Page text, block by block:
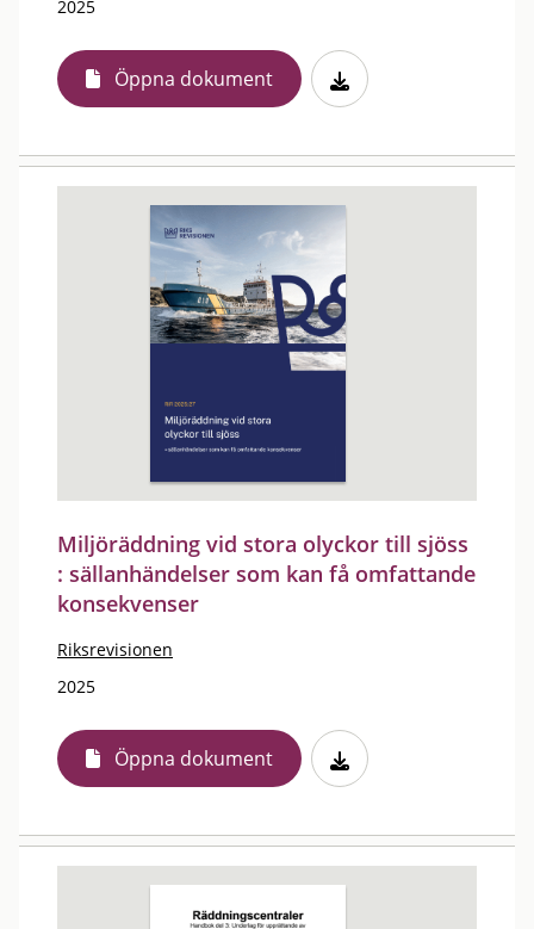
2025
Öppna dokument
Miljöräddning vid stora olyckor till sjöss
: sällanhändelser som kan få omfattande
konsekvenser
Riksrevisionen
2025
Öppna dokument